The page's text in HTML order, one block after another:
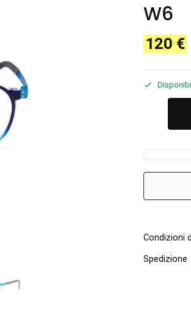
W6
120 €
Condizioni
Spedizione